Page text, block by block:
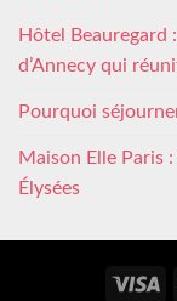
Hôtel Beauregard
d’Annecy qui
Pourquoi
Maison Elle Paris
Élysées